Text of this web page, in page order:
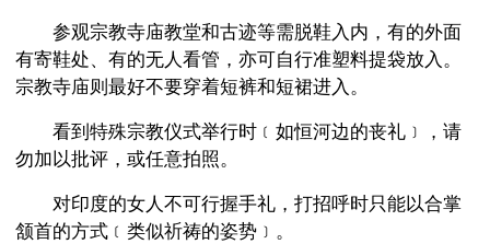
参观宗教寺庙教堂和古迹等需脱鞋入内，有的外面
有寄鞋处、有的无人看管，亦可自行准塑料提袋放入。
宗教寺庙则最好不要穿着短裤和短裙进入。
看到特殊宗教仪式举行时﹝如恒河边的丧礼﹞，请
勿加以批评，或任意拍照。
对印度的女人不可行握手礼，打招呼时只能以合掌
颔首的方式﹝类似祈祷的姿势﹞。